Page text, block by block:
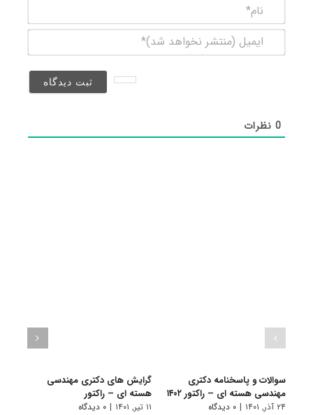
(منتشر
0نظرات
سوالات و پاسخنامه دکتری
مهندسی هسته ای – راکتور ۱۴۰۲
۲۴ آذر, ۱۴۰۱ | ۰ دیدگاه
گرایش های دکتری مهندسی
هسته ای – راﻛﺘﻮر
۱۱ تیر, ۱۴۰۱ | ۰ دیدگاه